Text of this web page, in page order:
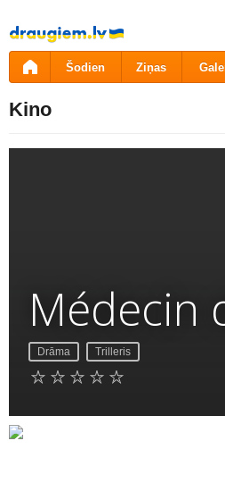
Pāriet
uz
saturu
Šodien Ziņas
Kino
Médecin
Drāma Trilleris